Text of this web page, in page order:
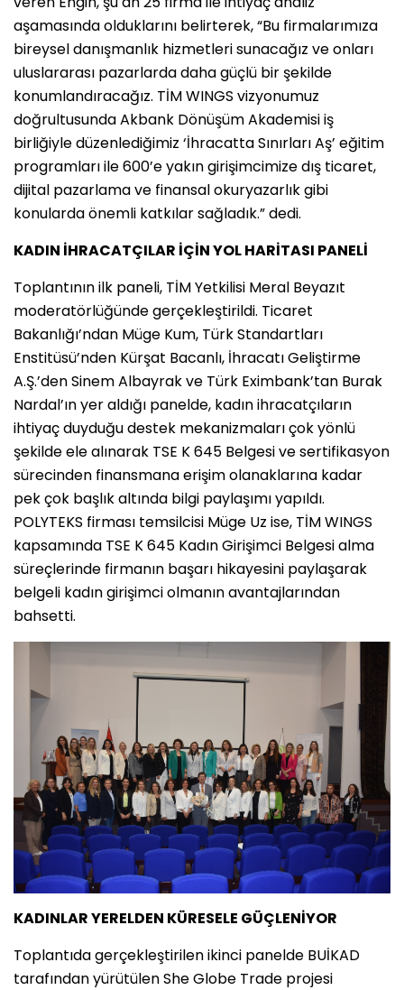
aşamasında olduklarını belirterek, “Bu firmalarımıza
bireysel danışmanlık hizmetleri sunacağız ve onları
uluslararası pazarlarda daha güçlü bir şekilde
konumlandıracağız. TİM WINGS vizyonumuz
doğrultusunda Akbank Dönüşüm Akademisi iş
birliğiyle düzenlediğimiz ‘İhracatta Sınırları Aş’ eğitim
programları ile 600’e yakın girişimcimize dış ticaret,
dijital pazarlama ve finansal okuryazarlık gibi
konularda önemli katkılar sağladık.” dedi.
KADIN İHRACATÇILAR İÇİN YOL HARİTASI PANELİ
Toplantının ilk paneli, TİM Yetkilisi Meral Beyazıt
moderatörlüğünde gerçekleştirildi. Ticaret
Bakanlığı’ndan Müge Kum, Türk Standartları
Enstitüsü’nden Kürşat Bacanlı, İhracatı Geliştirme
A.Ş.’den Sinem Albayrak ve Türk Eximbank’tan Burak
Nardal’ın yer aldığı panelde, kadın ihracatçıların
ihtiyaç duyduğu destek mekanizmaları çok yönlü
şekilde ele alınarak TSE K 645 Belgesi ve sertifikasyon
sürecinden finansmana erişim olanaklarına kadar
pek çok başlık altında bilgi paylaşımı yapıldı.
POLYTEKS firması temsilcisi Müge Uz ise, TİM WINGS
kapsamında TSE K 645 Kadın Girişimci Belgesi alma
süreçlerinde firmanın başarı hikayesini paylaşarak
belgeli kadın girişimci olmanın avantajlarından
bahsetti.
KADINLAR YERELDEN KÜRESELE GÜÇLENİYOR
Toplantıda gerçekleştirilen ikinci panelde BUİKAD
tarafından yürütülen She Globe Trade projesi